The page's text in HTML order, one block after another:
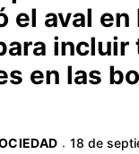
el aval en
incluir
en las
· 18 de